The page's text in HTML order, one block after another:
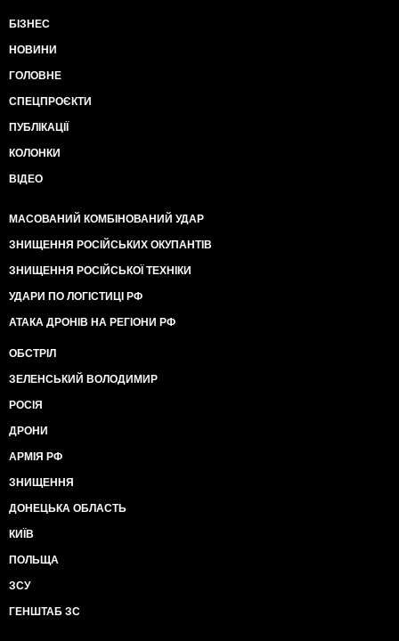
БІЗНЕС
НОВИНИ
ГОЛОВНЕ
СПЕЦПРОЄКТИ
ПУБЛІКАЦІЇ
КОЛОНКИ
ВІДЕО
МАСОВАНИЙ КОМБІНОВАНИЙ УДАР
ЗНИЩЕННЯ РОСІЙСЬКИХ ОКУПАНТІВ
ЗНИЩЕННЯ РОСІЙСЬКОЇ ТЕХНІКИ
УДАРИ ПО ЛОГІСТИЦІ РФ
АТАКА ДРОНІВ НА РЕГІОНИ РФ
ОБСТРІЛ
ЗЕЛЕНСЬКИЙ ВОЛОДИМИР
РОСІЯ
ДРОНИ
АРМІЯ РФ
ЗНИЩЕННЯ
ДОНЕЦЬКА ОБЛАСТЬ
КИЇВ
ПОЛЬЩА
ЗСУ
ГЕНШТАБ ЗС